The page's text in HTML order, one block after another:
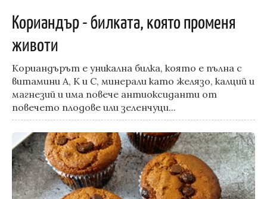
Кориандър - билката, която променя
животи
Кориандърът е уникална билка, която е пълна с
витамини А, К и С, минерали като желязо, калций и
магнезий и има повече антиоксиданти от
повечето плодове или зеленчуци...